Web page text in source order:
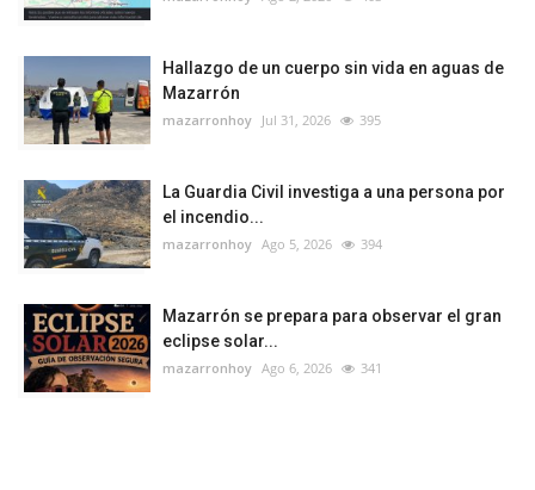
Hallazgo de un cuerpo sin vida en aguas de
Mazarrón
mazarronhoy Jul 31, 2026 395
La Guardia Civil investiga a una persona por
el incendio...
mazarronhoy Ago 5, 2026 394
Mazarrón se prepara para observar el gran
eclipse solar...
mazarronhoy Ago 6, 2026 341